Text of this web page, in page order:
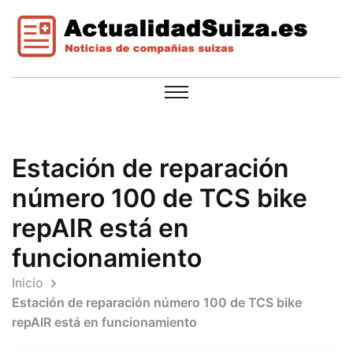
Estación de reparación
número 100 de TCS bike
repAIR está en
funcionamiento
Inicio
Estación de reparación número 100 de TCS bike
repAIR está en funcionamiento